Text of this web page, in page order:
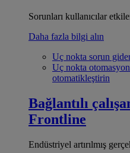
Sorunları kullanıcılar
Daha fazla bilgi alın
Uç nokta sorun
Uç nokta
otomatikleştirin
Bağlantılı
Frontline
Endüstriyel artırılmış